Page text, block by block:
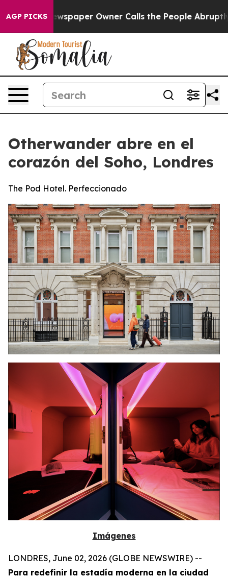
AGP PICKS
Newspaper Owner Calls the People Abruptly Laid
Otherwander abre en el
corazón del Soho, Londres
The Pod Hotel. Perfeccionado
Imágenes
LONDRES, June 02, 2026 (GLOBE NEWSWIRE) --
Para redefinir la estadía moderna en la ciudad